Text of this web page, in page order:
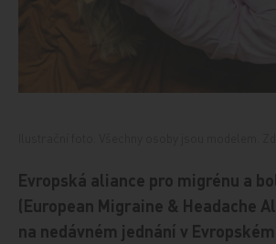
Evropská aliance pro migrénu a
(European Migraine & Headache
na nedávném jednání v